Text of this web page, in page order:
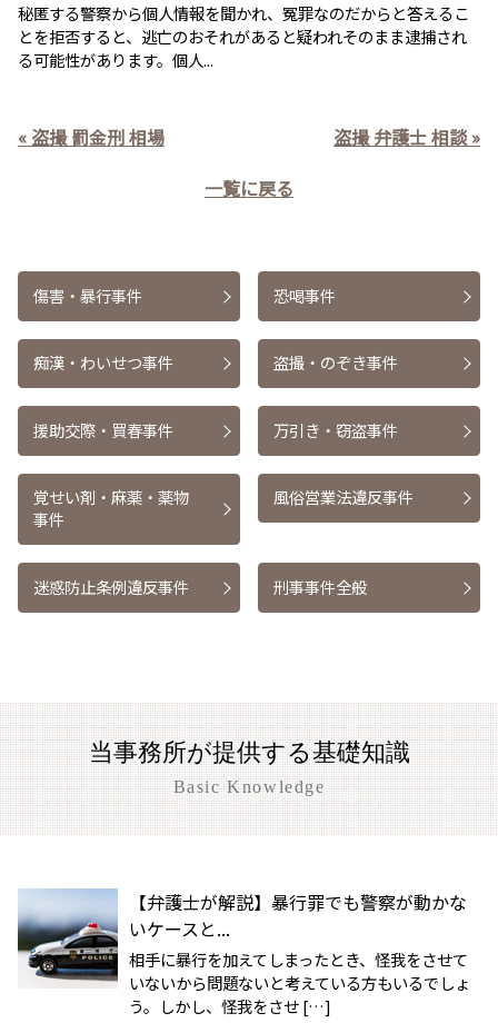
秘匿する警察から個人情報を聞かれ、冤罪なのだからと答えるこ
とを拒否すると、逃亡のおそれがあると疑われそのまま逮捕され
る可能性があります。個人...
« 盗撮 罰金刑 相場
盗撮 弁護士 相談 »
一覧に戻る
傷害・暴行事件 恐喝事件
痴漢・わいせつ事件 盗撮・のぞき事件
援助交際・買春事件 万引き・窃盗事件
覚せい剤・麻薬・薬物
事件
風俗営業法違反事件
迷惑防止条例違反事件 刑事事件全般
当事務所が提供する基礎知識
Basic Knowledge
【弁護士が解説】暴行罪でも警察が動かな
いケースと...
相手に暴行を加えてしまったとき、怪我をさせて
いないから問題ないと考えている方もいるでしょ
う。しかし、怪我をさせ […]